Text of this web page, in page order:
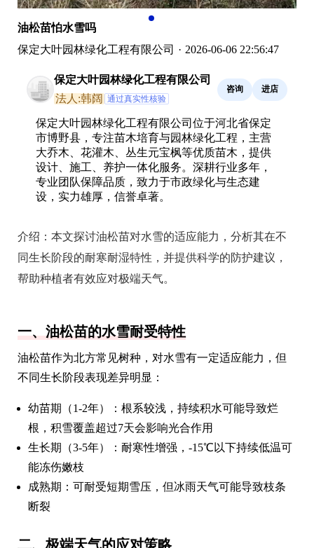
油松苗怕水雪吗
保定大叶园林绿化工程有限公司 · 2026-06-06 22:56:47
保定大叶园林绿化工程有限公司
法人:韩阔 通过真实性核验
咨询 进店
保定大叶园林绿化工程有限公司位于河北省保定
市博野县，专注苗木培育与园林绿化工程，主营
大乔木、花灌木、丛生元宝枫等优质苗木，提供
设计、施工、养护一体化服务。深耕行业多年，
专业团队保障品质，致力于市政绿化与生态建
设，实力雄厚，信誉卓著。
介绍： 本文探讨油松苗对水雪的适应能力，分析其在不
同生长阶段的耐寒耐湿特性，并提供科学的防护建议，
帮助种植者有效应对极端天气。
一、油松苗的水雪耐受特性
油松苗作为北方常见树种，对水雪有一定适应能力，但
不同生长阶段表现差异明显：
幼苗期（1-2年）：根系较浅，持续积水可能导致烂
根，积雪覆盖超过7天会影响光合作用
生长期（3-5年）：耐寒性增强，-15℃以下持续低温可
能冻伤嫩枝
成熟期：可耐受短期雪压，但冰雨天气可能导致枝条
断裂
二、极端天气的应对策略